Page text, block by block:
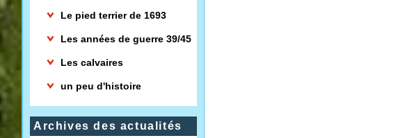
Le pied terrier de 1693
Les années de guerre 39/45
Les calvaires
un peu d'histoire
Archives des actualités